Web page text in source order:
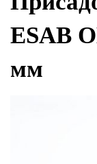
ESAB
мм